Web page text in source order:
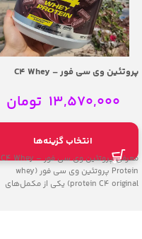
پروتئین وی سی فور – C4 Whey
13,570,000 تومان
انتخاب گزینه‌ها
معرفی پروتئین وی سی فور – C4 Whey
Protein پروتئین وی سی فور (whey
protein C4 original) یکی از مکمل‌های